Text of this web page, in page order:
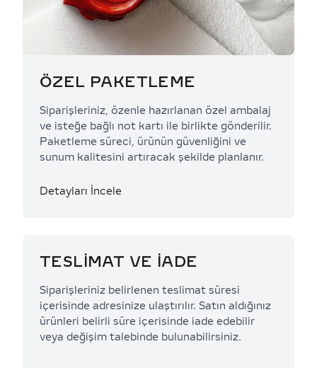
ÖZEL PAKETLEME
Siparişleriniz, özenle hazırlanan özel ambalaj
ve isteğe bağlı not kartı ile birlikte gönderilir.
Paketleme süreci, ürünün güvenliğini ve
sunum kalitesini artıracak şekilde planlanır.
Detayları İncele
TESLİMAT VE İADE
Siparişleriniz belirlenen teslimat süresi
içerisinde adresinize ulaştırılır. Satın aldığınız
ürünleri belirli süre içerisinde iade edebilir
veya değişim talebinde bulunabilirsiniz.